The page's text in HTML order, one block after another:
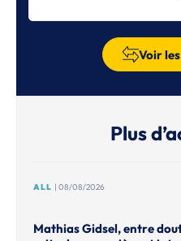
Voir
Plus
ALL | 08/08/2026
Mathias Gidsel, entre